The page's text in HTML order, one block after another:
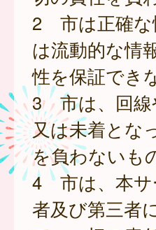
2 市は正確な
は流動的な情
性を保証でき
3 市は、回線
又は未着とな
を負わないも
4 市は、本サ
者及び第三者